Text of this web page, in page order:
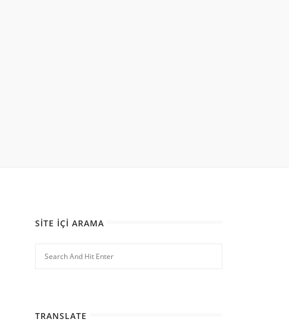
SITE İÇI ARAMA
TRANSLATE